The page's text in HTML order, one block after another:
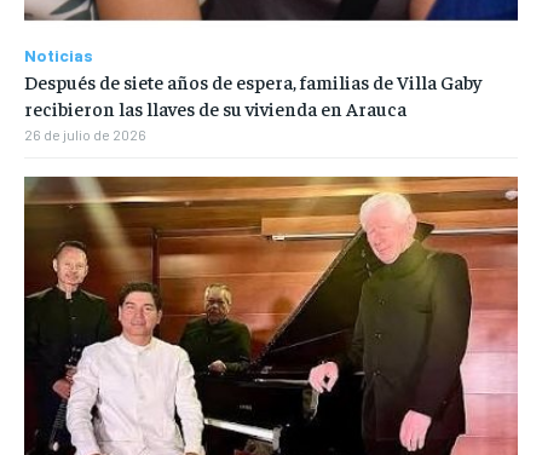
Noticias
Después de siete años de espera, familias de Villa Gaby
recibieron las llaves de su vivienda en Arauca
26 de julio de 2026